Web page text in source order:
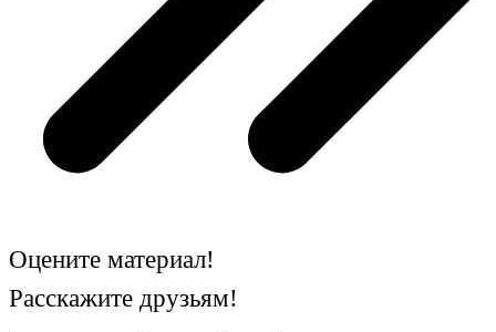
Оцените материал!
Расскажите друзьям!